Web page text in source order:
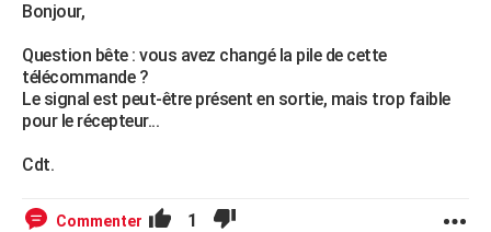
Bonjour,
Question bête : vous avez changé la pile de cette
télécommande ?
Le signal est peut-être présent en sortie, mais trop faible
pour le récepteur...
Cdt.
Commenter 1